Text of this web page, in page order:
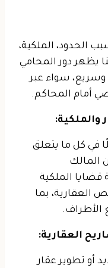
الحدود، الملكية،
يظهر دور المحامي
وسريع، سواء عبر
أمام المحاكم.
والملكية:
في كل ما يتعلق
المالك
قضايا الملكية
العقارية، بما
الأطراف.
العقارية:
أو تطوير عقار